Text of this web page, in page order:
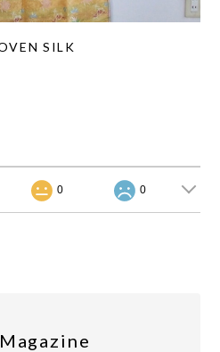
SILK
0 0